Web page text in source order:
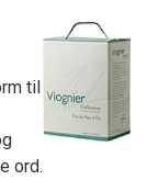
til
ord.